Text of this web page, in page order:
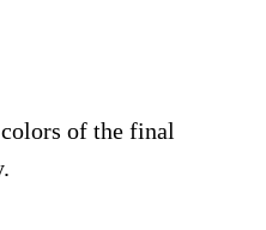
of the final